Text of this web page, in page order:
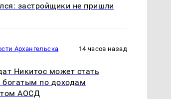
застройщики не пришли
Архангельска 14 часов назад
Никитос может стать
по доходам
АОСД